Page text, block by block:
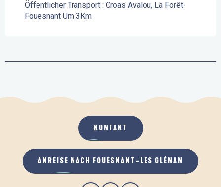
Öffentlicher Transport : Croas Avalou, La Forêt-
Fouesnant Um 3Km
KONTAKT
ANREISE NACH FOUESNANT-LES GLÉNAN